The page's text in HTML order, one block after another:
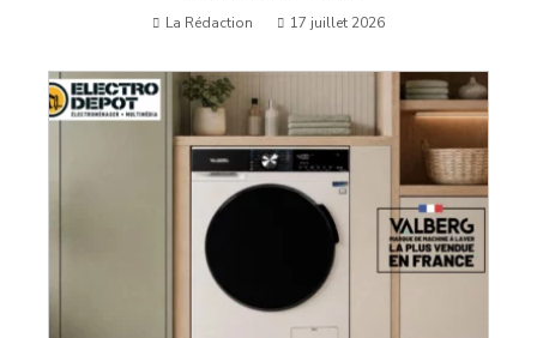
La Rédaction 17 juillet 2026